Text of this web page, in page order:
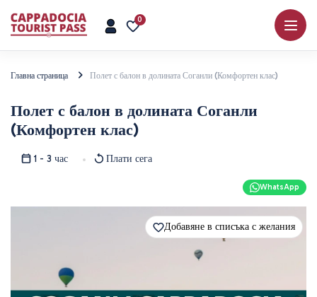
0
Главна страница Полет с балон в долината Соганли (Комфортен клас)
Полет с балон в долината Соганли
(Комфортен клас)
1 - 3 час Плати сега
WhatsApp
Добавяне в списъка с желания